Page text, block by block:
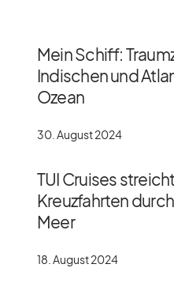
Mein Schiff:
Indischen und
Ozean
30. August 2024
TUI Cruises
Kreuzfahrten
Meer
18. August 2024